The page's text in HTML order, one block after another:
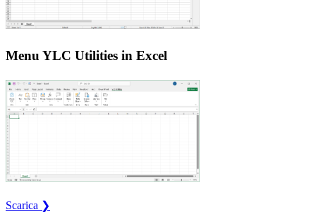
Menu YLC Utilities in Excel
Scarica ❯